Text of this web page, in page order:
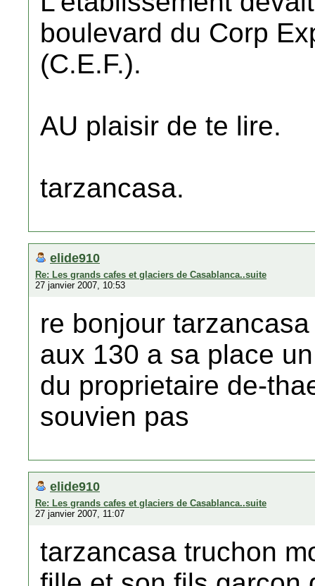
boulevard du Corp
(C.E.F.).
AU plaisir de te lire.
tarzancasa.
elide910
Re: Les grands cafes et glaciers de Casablanca..suite
27 janvier 2007, 10:53
re bonjour
aux 130 a sa place
du proprietaire de-
souvien pas
elide910
Re: Les grands cafes et glaciers de Casablanca..suite
27 janvier 2007, 11:07
tarzancasa truchon